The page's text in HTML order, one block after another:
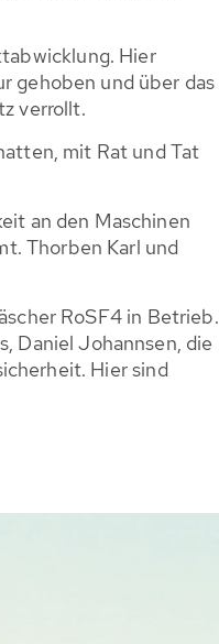
Hier
gehoben und über das
verrollt.
mit Rat und Tat
an den Maschinen
Thorben Karl und
RoSF4 in Betrieb.
Daniel Johannsen, die
Hier sind